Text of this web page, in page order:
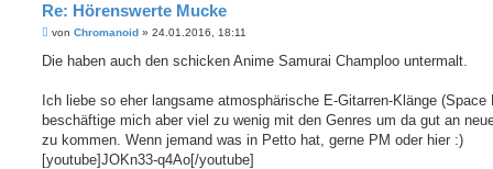
Re: Hörenswerte Mucke
B
i
a
von Chromanoid » 24.01.2016, 18:11
Die haben auch den schicken Anime Samurai Champloo untermalt.
Ich liebe so eher langsame atmosphärische E-Gitarren-Klänge (Space
beschäftige mich aber viel zu wenig mit den Genres um da gut an
zu kommen. Wenn jemand was in Petto hat, gerne PM oder hier :)
[youtube]JOKn33-q4Ao[/youtube]